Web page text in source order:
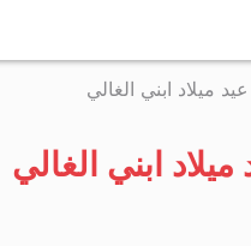
ميلاد ابني الغالي
ابني الغالي